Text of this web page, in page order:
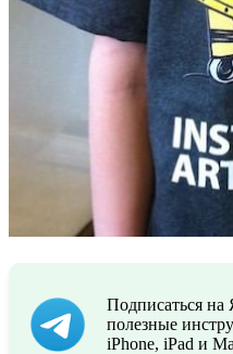
Подписаться
полезные
iPhone, iPad и